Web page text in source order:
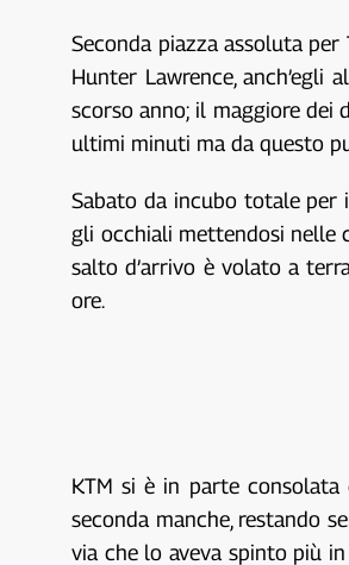
Seconda piazza assoluta
Hunter Lawrence,
scorso anno; il maggiore dei
ultimi minuti ma da questo
Sabato da incubo totale per
gli occhiali mettendosi nelle
salto d’arrivo è volato a
ore.
KTM si è in parte consolata
seconda manche, restando
via che lo aveva spinto più